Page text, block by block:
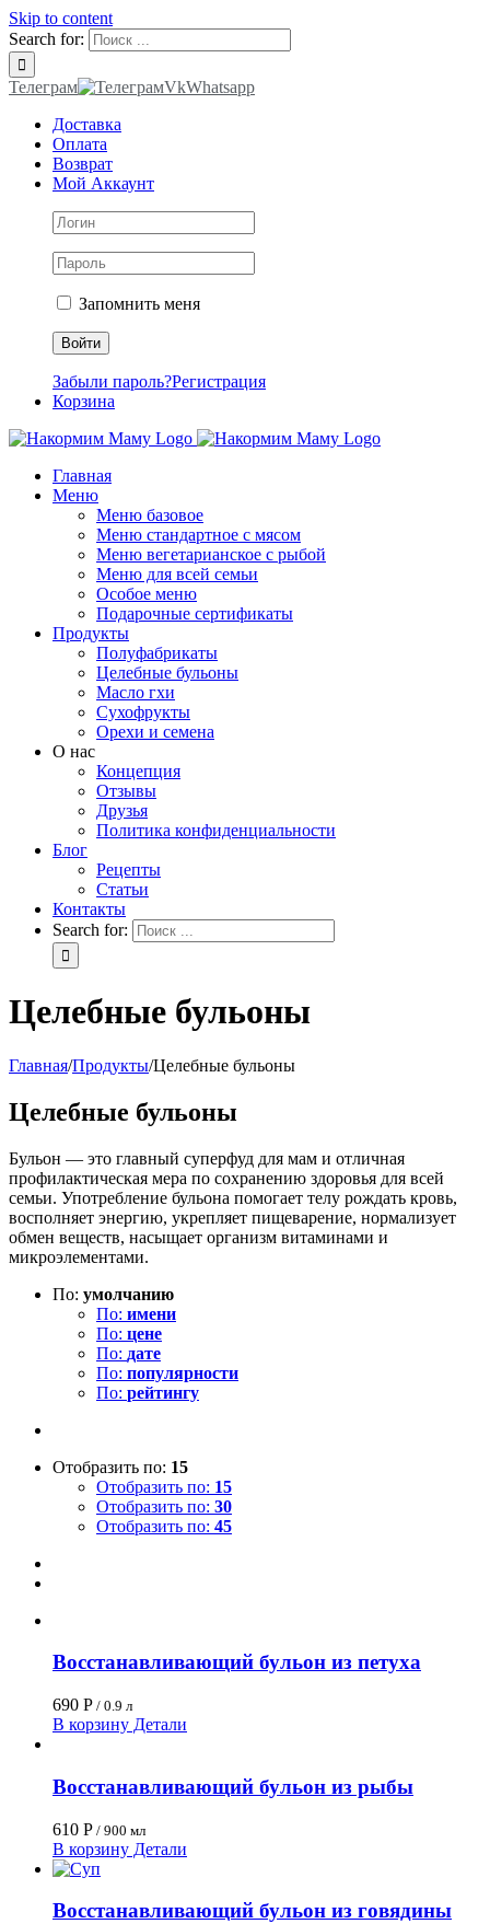
Skip to content
Search for:
Телеграм VkWhatsapp
Доставка
Оплата
Возврат
Мой Аккаунт
Запомнить меня
Забыли пароль?Регистрация
Корзина
Главная
Меню
Меню базовое
Меню стандартное с мясом
Меню вегетарианское с рыбой
Меню для всей семьи
Особое меню
Подарочные сертификаты
Продукты
Полуфабрикаты
Целебные бульоны
Масло гхи
Сухофрукты
Орехи и семена
О нас
Концепция
Отзывы
Друзья
Политика конфиденциальности
Блог
Рецепты
Статьи
Контакты
Search for:
Целебные бульоны
Главная/Продукты/Целебные бульоны
Целебные бульоны
Бульон — это главный суперфуд для мам и отличная
профилактическая мера по сохранению здоровья для всей
семьи. Употребление бульона помогает телу рождать кровь,
восполняет энергию, укрепляет пищеварение, нормализует
обмен веществ, насыщает организм витаминами и
микроэлементами.
По: умолчанию
По: имени
По: цене
По: дате
По: популярности
По: рейтингу
Отобразить по: 15
Отобразить по: 15
Отобразить по: 30
Отобразить по: 45
Восстанавливающий бульон из петуха
690 Р / 0.9 л
В корзину Детали
Восстанавливающий бульон из рыбы
610 Р / 900 мл
В корзину Детали
Восстанавливающий бульон из говядины